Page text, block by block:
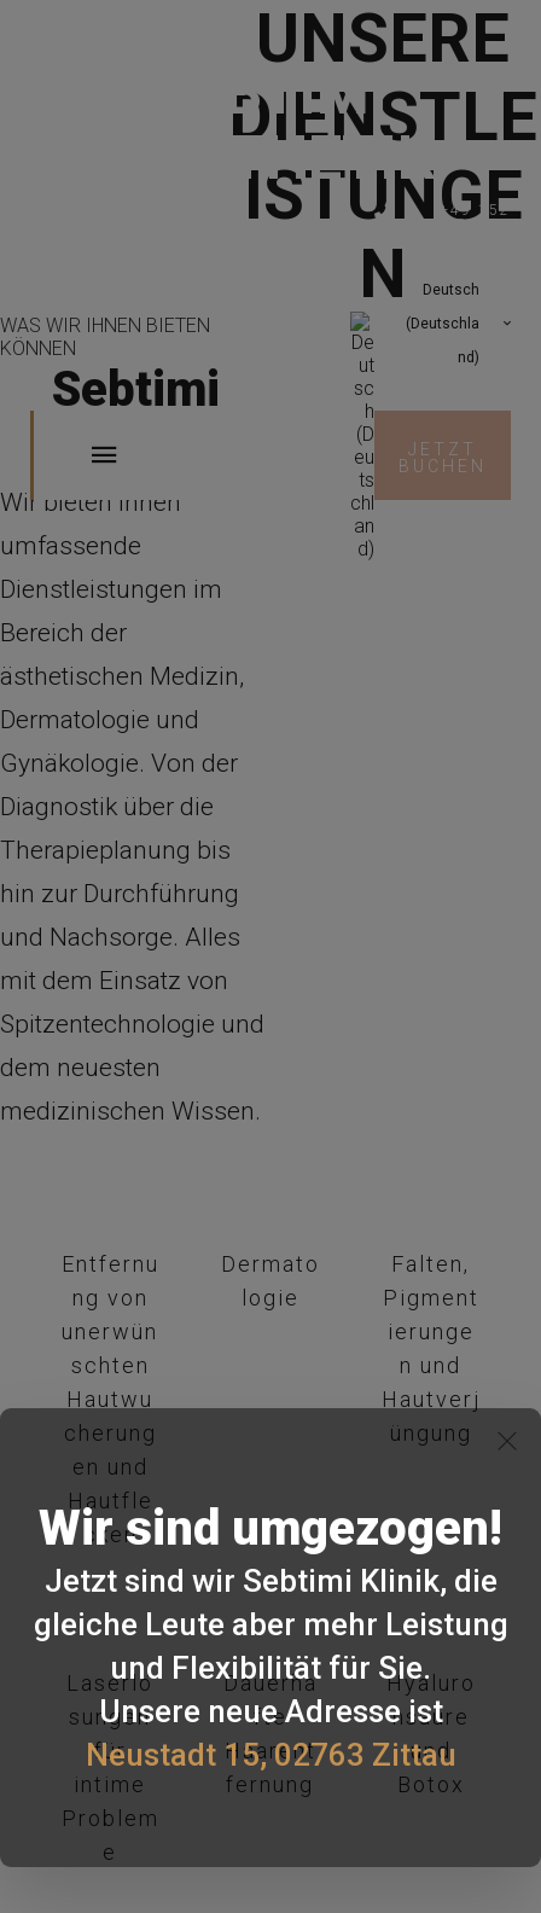
SEBTIMI
ÄSTHETIK
+49 152
26659321
Deutsch
(Deutschla
nd)
JETZT
BUCHEN
UNSERE
DIENSTLE
ISTUNGE
N
WAS WIR IHNEN BIETEN
KÖNNEN
Sebtimi
aesthetik
Wir bieten Ihnen
umfassende
Dienstleistungen im
Bereich der
ästhetischen Medizin,
Dermatologie und
Gynäkologie. Von der
Diagnostik über die
Therapieplanung bis
hin zur Durchführung
und Nachsorge. Alles
mit dem Einsatz von
Spitzentechnologie und
dem neuesten
medizinischen Wissen.
Entfernu
ng von
unerwün
schten
Hautwu
cherung
en und
Hautfle
cken
Dermato
logie
Falten,
Pigment
ierunge
n und
Hautverj
üngung
Laserlö
sungen
für
intime
Problem
e
Dauerha
fte
Haarent
fernung
Hyaluro
nsäure
und
Botox
Wir sind umgezogen!
Jetzt sind wir Sebtimi Klinik, die
gleiche Leute aber mehr Leistung
und Flexibilität für Sie.
Unsere neue Adresse ist
Neustadt 15, 02763 Zittau